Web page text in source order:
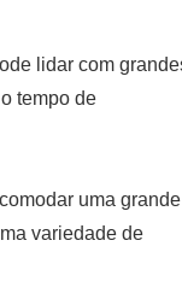
lidar com
tempo de
uma grande
variedade de